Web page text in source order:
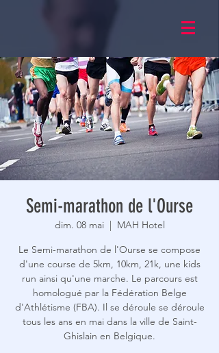
Semi-marathon de l'Ourse
dim. 08 mai
  |
MAH Hotel
Le Semi-marathon de l'Ourse se compose
d'une course de 5km, 10km, 21k, une kids
run ainsi qu'une marche. Le parcours est
homologué par la Fédération Belge
d'Athlétisme (FBA). Il se déroule se déroule
tous les ans en mai dans la ville de Saint-
Ghislain en Belgique.